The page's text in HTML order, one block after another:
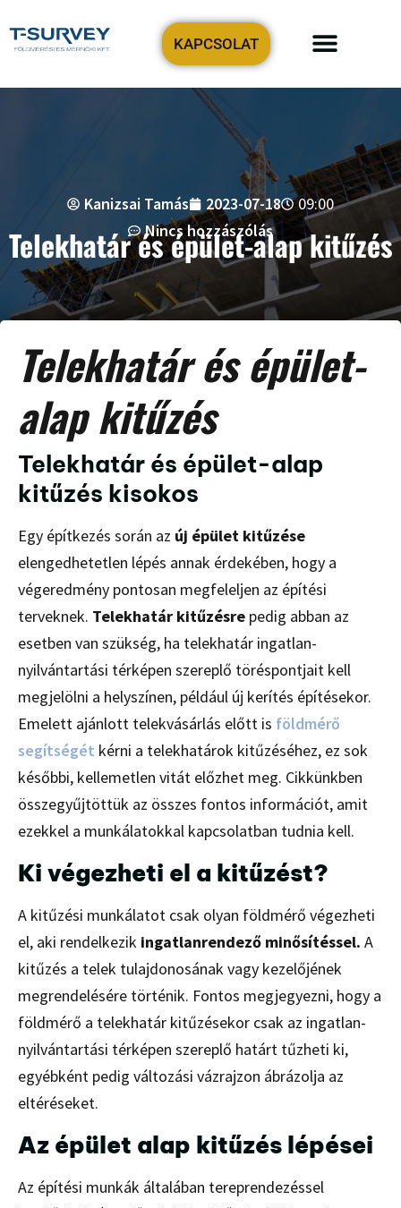
KAPCSOLAT
Kanizsai Tamás 2023-07-18
09:00
Nincs hozzászólás
Telekhatár és épület-alap kitűzés
Telekhatár és épület-
alap kitűzés
Telekhatár és épület-alap
kitűzés kisokos
Egy építkezés során az új épület kitűzése
elengedhetetlen lépés annak érdekében, hogy a
végeredmény pontosan megfeleljen az építési
terveknek. Telekhatár kitűzésre pedig abban az
esetben van szükség, ha telekhatár ingatlan-
nyilvántartási térképen szereplő töréspontjait kell
megjelölni a helyszínen, például új kerítés építésekor.
Emelett ajánlott telekvásárlás előtt is földmérő
segítségét kérni a telekhatárok kitűzéséhez, ez sok
későbbi, kellemetlen vitát előzhet meg. Cikkünkben
összegyűjtöttük az összes fontos információt, amit
ezekkel a munkálatokkal kapcsolatban tudnia kell.
Ki végezheti el a kitűzést?
A kitűzési munkálatot csak olyan földmérő végezheti
el, aki rendelkezik ingatlanrendező minősítéssel. A
kitűzés a telek tulajdonosának vagy kezelőjének
megrendelésére történik. Fontos megjegyezni, hogy a
földmérő a telekhatár kitűzésekor csak az ingatlan-
nyilvántartási térképen szereplő határt tűzheti ki,
egyébként pedig változási vázrajzon ábrázolja az
eltéréseket.
Az épület alap kitűzés lépései
Az építési munkák általában tereprendezéssel